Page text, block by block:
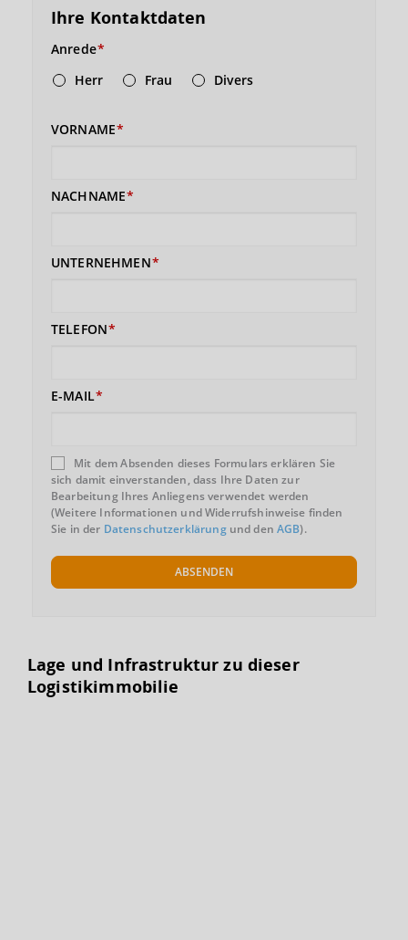
Ihre Kontaktdaten
Anrede
Herr
Frau Divers
VORNAME
NACHNAME
UNTERNEHMEN
TELEFON
E-MAIL
Mit dem Absenden dieses Formulars erklären Sie
sich damit einverstanden, dass Ihre Daten zur
Bearbeitung Ihres Anliegens verwendet werden
(Weitere Informationen und Widerrufshinweise finden
Sie in der Datenschutzerklärungund denAGB).
ABSENDEN
Lage und Infrastruktur zu dieser
Logistikimmobilie